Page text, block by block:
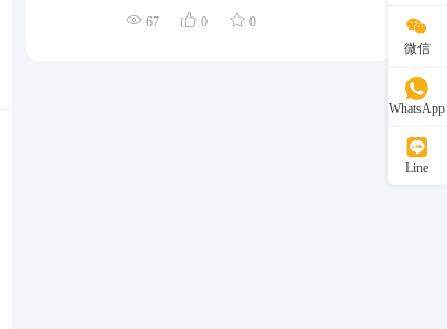
67 0 0
微信
WhatsApp
Line